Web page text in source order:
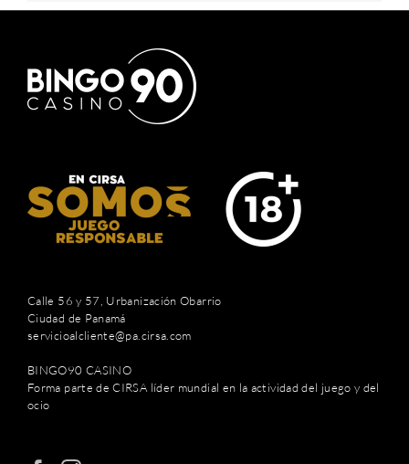
Calle 56 y 57, Urbanización Obarrio
Ciudad de Panamá
servicioalcliente@pa.cirsa.com
BINGO90 CASINO
Forma parte de CIRSA líder mundial en la actividad del juego y del
ocio